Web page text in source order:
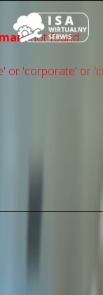
mainnot found.
or 'сorporate' or